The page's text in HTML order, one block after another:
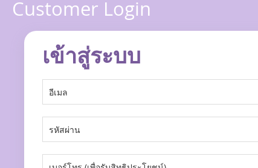
Customer Login
เข้าสู่ระบบ